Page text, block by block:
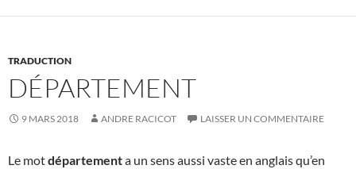
TRADUCTION
DÉPARTEMENT
9 MARS 2018 ANDRE RACICOT LAISSER UN COMMENTAIRE
Le motdépartementa un sens aussi vaste en anglais qu’en